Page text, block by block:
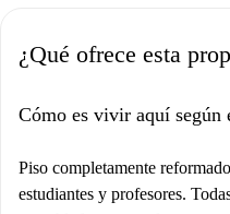
¿Qué ofrece esta
Cómo es vivir aquí según
Piso completamente
estudiantes y profesores.